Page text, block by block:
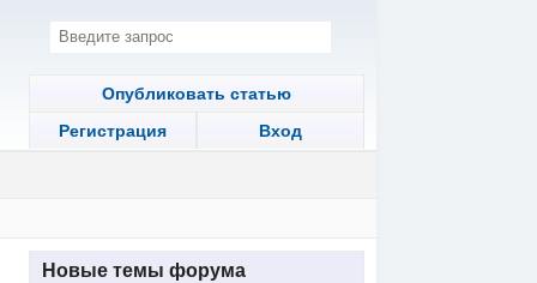
Опубликовать статью
Регистрация
Вход
Новые темы форума